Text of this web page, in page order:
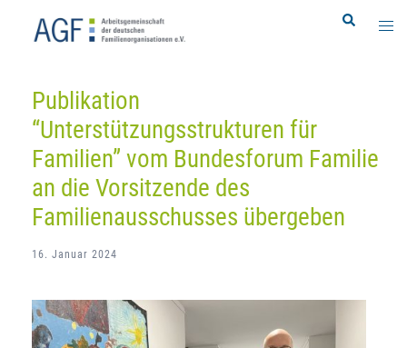
Search
Publikation
“Unterstützungsstrukturen für
Familien” vom Bundesforum Familie
an die Vorsitzende des
Familienausschusses übergeben
16. Januar 2024